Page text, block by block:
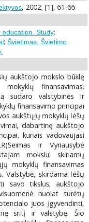
, 2002, [1], 61-66
education. Study;
; Švietimas. Švietimo
aukštojo mokslo būklę
finansavimas.
sudaro valstybinės ir
finansavimo principai
aukštųjų mokyklų lėšų
dabartinę aukštojo
kuriais vadovaujasi
ir Vyriausybė
mokslui skiriamų
mokyklų finansavimas
Valstybė, skirdama lėšų
savo tikslus; aukštojo
nuolat turėtų
juos įgyvendinti,
sritį ir valstybę. Šio